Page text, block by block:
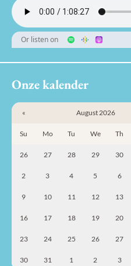
Or listen on
Onze kalender
« August 2026
Su Mo Tu We Th
26 27 28 29 30
2 3 4 5 6
9 10 11 12 13
16 17 18 19 20
23 24 25 26 27
30 31 1 2 3